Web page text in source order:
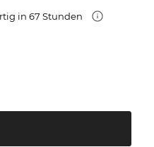
in 67 Stunden